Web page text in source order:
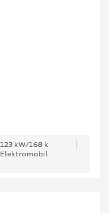
123 kW/168 k
Elektromobil